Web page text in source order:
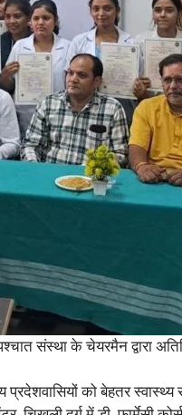
संस्था के चेयरमैन द्वारा
को बेहतर